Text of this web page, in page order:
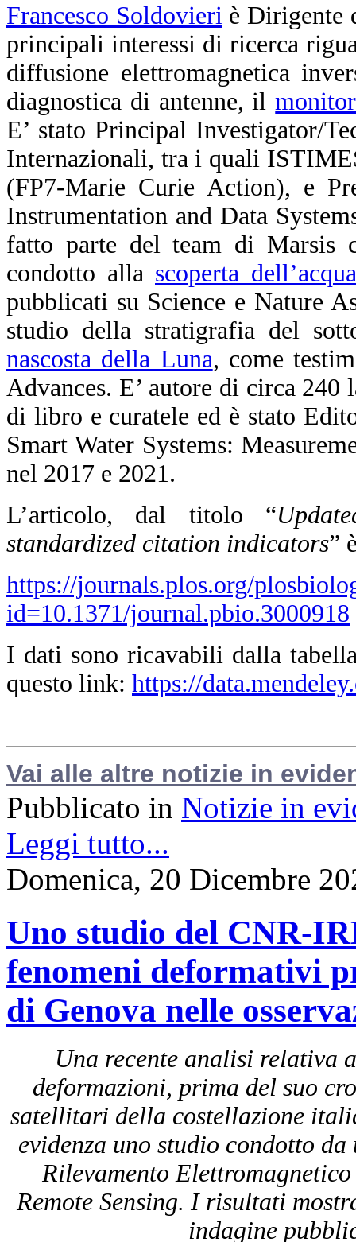
Francesco Soldovieri è Dirigente
principali interessi di ricerca
diffusione elettromagnetica
diagnostica di antenne, il
E’ stato Principal Investigator/
Internazionali, tra i quali
(FP7-Marie Curie Action), e
Instrumentation and Data
fatto parte del team di Marsis
condotto alla scoperta
pubblicati su Science e Nature
studio della stratigrafia del
nascosta della Luna, come
Advances. E’ autore di circa
di libro e curatele ed è stato
Smart Water Systems:
nel 2017 e 2021.
L’articolo, dal titolo “
standardized citation indicators”
https://journals.plos.org/
id=10.1371/journal.pbio.3000918
I dati sono ricavabili dalla
questo link: https://
Vai alle altre notizie in
Pubblicato in Notizie in
Leggi tutto...
Domenica, 20 Dicembre
Uno studio del CNR-
fenomeni deformativi
di Genova nelle
Una recente analisi relativa
deformazioni, prima del suo
satellitari della costellazione
evidenza uno studio condotto
Rilevamento
Remote Sensing. I risultati
indagine